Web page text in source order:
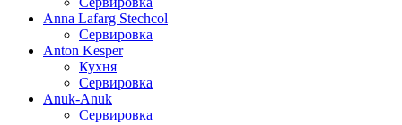
Anna Lafarg Stechcol
Сервировка
Anton Kesper
Кухня
Сервировка
Anuk-Anuk
Сервировка